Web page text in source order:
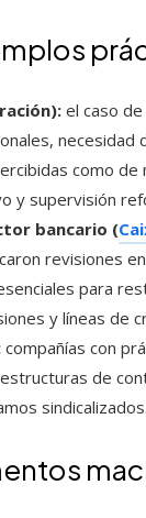
el caso
necesidad
como
y supervisión
bancario (
revisiones
para
y líneas de
compañías con
de
sindicalizados.